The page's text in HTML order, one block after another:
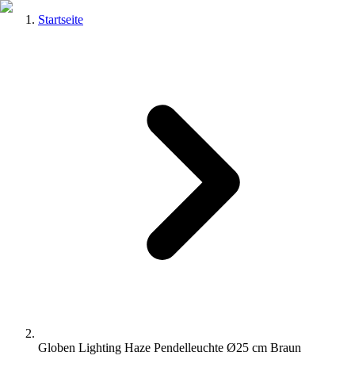
Startseite
Globen Lighting Haze Pendelleuchte Ø25 cm Braun